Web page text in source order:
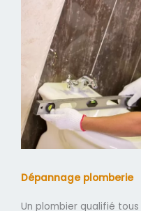
Dépannage plomberie
Un plombier qualifié